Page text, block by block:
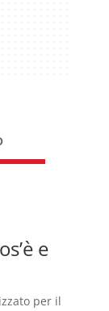
e
per il